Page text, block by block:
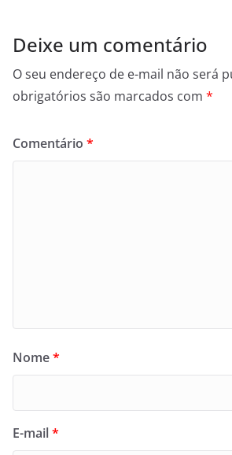
Deixe um comentário
O seu endereço de e-mail não será
obrigatórios são marcados com *
Comentário *
Nome*
E-mail*